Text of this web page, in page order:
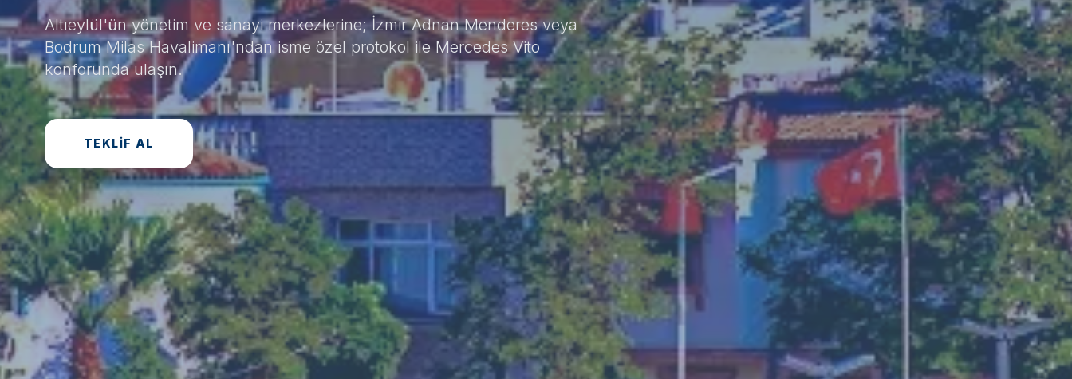
Altıeylül'ün yönetim ve sanayi merkezlerine; İzmir Adnan Menderes veya
Bodrum Milas Havalimanı'ndan isme özel protokol ile Mercedes Vito
konforunda ulaşın.
TEKLIF AL